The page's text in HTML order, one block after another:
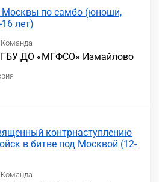
Москвы по самбо (юноши,
лет)
Команда
ГБУ ДО «МГФСО» Измайлово
контрнаступлению
в битве под Москвой (12-
Команда